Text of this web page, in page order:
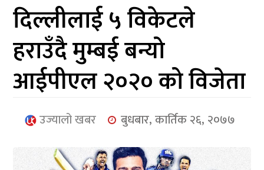
आर्थिक
मनोरञ्जन
खेलकुद
प्रबास
युनिकोड
दिल्लीलाई ५ विकेटले
हराउँदै मुम्बई बन्यो
आईपीएल २०२० को विजेता
उज्यालो खबर बुधबार, कार्तिक २६, २०७७